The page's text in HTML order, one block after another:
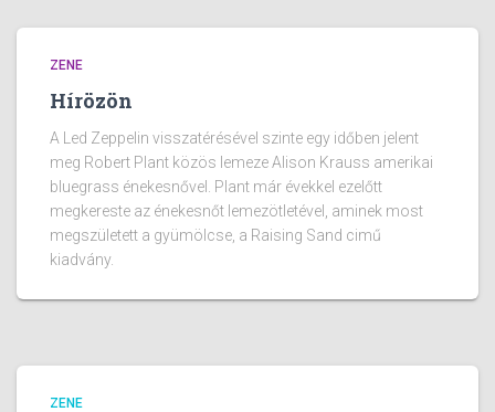
ZENE
Hírözön
A Led Zeppelin visszatérésével szinte egy időben jelent
meg Robert Plant közös lemeze Alison Krauss amerikai
bluegrass énekesnővel. Plant már évekkel ezelőtt
megkereste az énekesnőt lemezötletével, aminek most
megszületett a gyümölcse, a Raising Sand cimű
kiadvány.
ZENE